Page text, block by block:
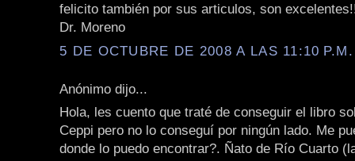
felicito también por sus articulos, son
Dr. Moreno
5 DE OCTUBRE DE 2008 A LAS 11:10 P.M.
Anónimo dijo...
Hola, les cuento que traté de conseguir el libro
Ceppi pero no lo conseguí por ningún lado. Me
donde lo puedo encontrar?. Ñato de Río Cuarto